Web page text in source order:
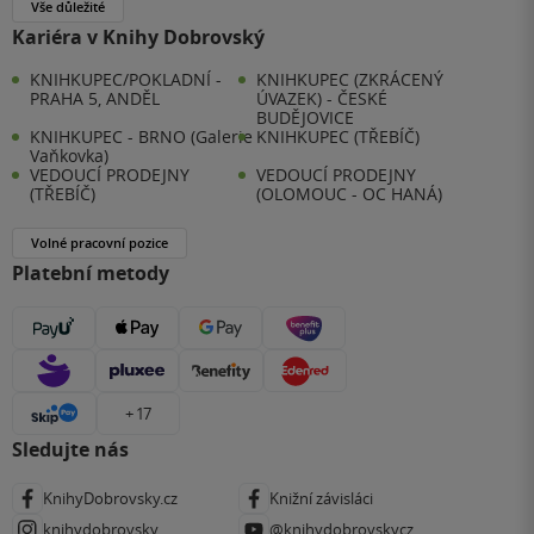
Vše důležité
Kariéra v Knihy Dobrovský
KNIHKUPEC/POKLADNÍ -
PRAHA 5, ANDĚL
KNIHKUPEC (ZKRÁCENÝ
ÚVAZEK) - ČESKÉ
BUDĚJOVICE
KNIHKUPEC - BRNO (Galerie
Vaňkovka)
KNIHKUPEC (TŘEBÍČ)
VEDOUCÍ PRODEJNY
(TŘEBÍČ)
VEDOUCÍ PRODEJNY
(OLOMOUC - OC HANÁ)
Volné pracovní pozice
Platební metody
+ 17
Sledujte nás
KnihyDobrovsky.cz
Knižní závisláci
knihydobrovsky
@knihydobrovskycz